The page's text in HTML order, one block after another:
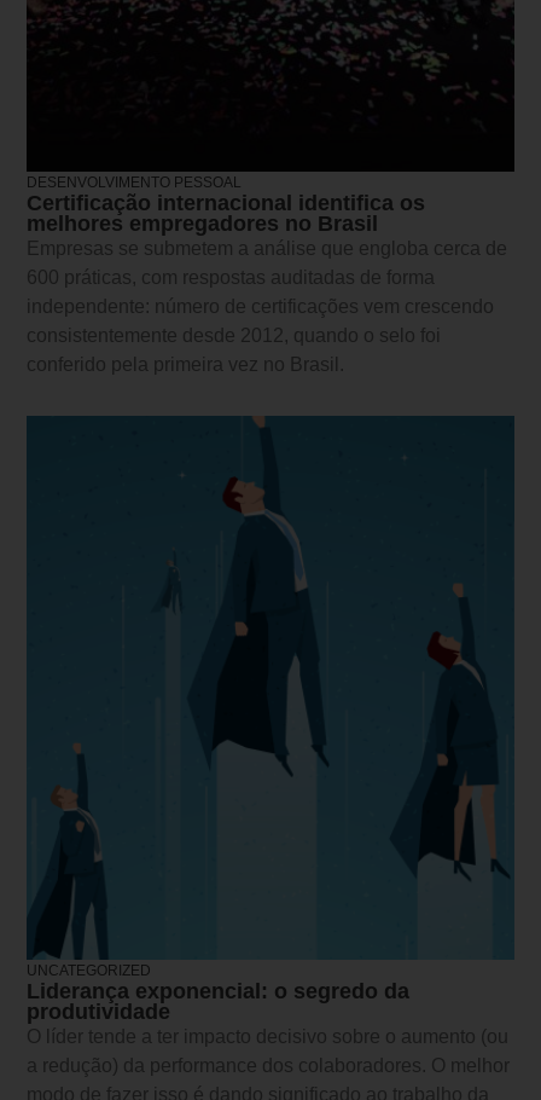
DESENVOLVIMENTO PESSOAL
Certificação internacional identifica os
melhores empregadores no Brasil
Empresas se submetem a análise que engloba cerca de
600 práticas, com respostas auditadas de forma
independente: número de certificações vem crescendo
consistentemente desde 2012, quando o selo foi
conferido pela primeira vez no Brasil.
UNCATEGORIZED
Liderança exponencial: o segredo da
produtividade
O líder tende a ter impacto decisivo sobre o aumento (ou
a redução) da performance dos colaboradores. O melhor
modo de fazer isso é dando significado ao trabalho da